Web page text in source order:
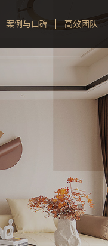
案例与口碑 高效团队